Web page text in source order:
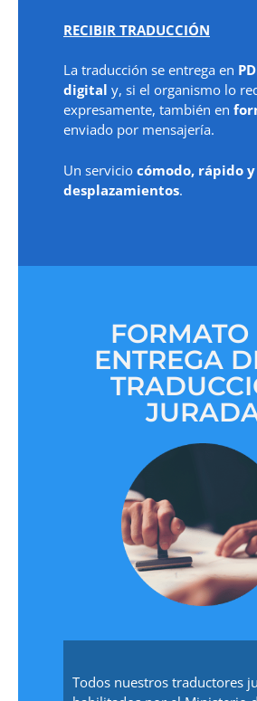
RECIBIR TRADUCCIÓN
La traducción se entrega en
digital y, si el organismo lo
expresamente, también en
enviado por mensajería.
Un servicio cómodo, rápido
desplazamientos.
FORMATO
ENTREGA
Todos nuestros traductores